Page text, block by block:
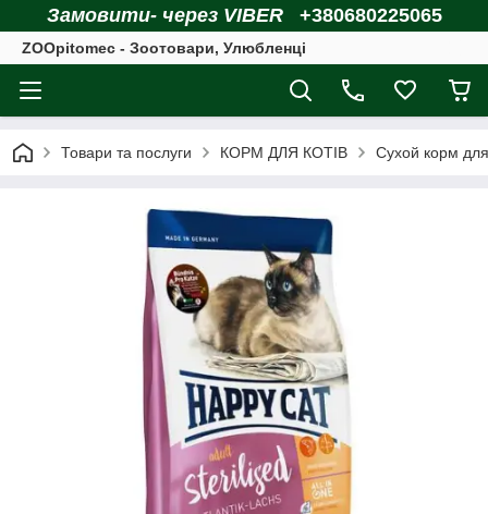
Замовити- через VIBER +380680225065
ZOOpitomec - Зоотовари, Улюбленці
Товари та послуги КОРМ ДЛЯ КОТІВ Сухой корм